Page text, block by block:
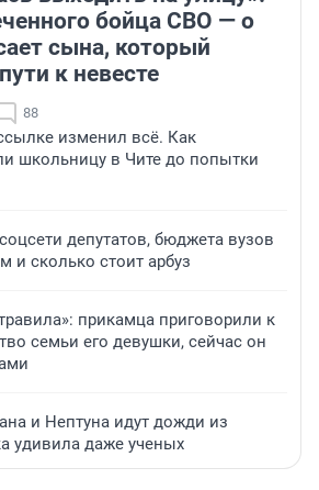
бойца СВО — о
сына, который
к невесте
88
изменил всё. Как
школьницу в Чите до попытки
депутатов, бюджета вузов
и сколько стоит арбуз
прикамца приговорили к
семьи его девушки, сейчас он
и Нептуна идут дожди из
удивила даже ученых